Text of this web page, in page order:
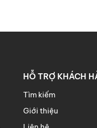
HỖ TRỢ KHÁCH
Tìm kiếm
Giới thiệu